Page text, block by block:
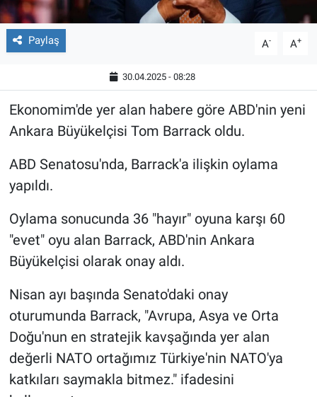
Paylaş A- A+
30.04.2025 - 08:28
Ekonomim'de yer alan habere göre ABD'nin yeni
Ankara Büyükelçisi Tom Barrack oldu.
ABD Senatosu'nda, Barrack'a ilişkin oylama
yapıldı.
Oylama sonucunda 36 "hayır" oyuna karşı 60
"evet" oyu alan Barrack, ABD'nin Ankara
Büyükelçisi olarak onay aldı.
Nisan ayı başında Senato'daki onay
oturumunda Barrack, "Avrupa, Asya ve Orta
Doğu'nun en stratejik kavşağında yer alan
değerli NATO ortağımız Türkiye'nin NATO'ya
katkıları saymakla bitmez." ifadesini